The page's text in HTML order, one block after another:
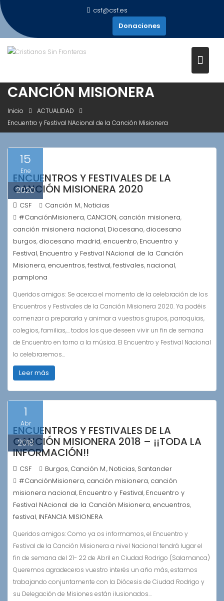
Saltar
al
contenido
csf@csf.es
Donaciones
FESTIVAL NACIONAL DE LA
CANCIÓN MISIONERA
Inicio
ACTUALIDAD
Encuentro y Festival NAcional de la Canción Misionera
15
Ene
2020
ENCUENTROS Y FESTIVALES DE LA
CANCIÓN MISIONERA 2020
CSF Canción M., Noticias
#CanciónMisionera, CANCION, canción misionera,
canción misionera nacional, Diocesano, diocesano
burgos, diocesano madrid, encuentro, Encuentro y
Festival, Encuentro y Festival NAcional de la Canción
Misionera, encuentros,festival,festivales, nacional,
pamplona
Queridos amigos: Se acerca el momento de la celebración de los
Encuentros y Festivales de la Canción Misionera 2020. Ya podéis
comenzar a prepararla y animar a vuestros grupos, parroquias,
colegios, familias,… todos los que deseen vivir un fin de semana
de Encuentro en torno a la música. El Encuentro y Festival Nacional
lo celebraremos…
Leer más
1
Abr
2018
ENCUENTROS Y FESTIVALES DE LA
CANCIÓN MISIONERA 2018 – ¡¡TODA LA
INFORMACIÓN!!
CSF Burgos, Canción M., Noticias, Santander
#CanciónMisionera, canción misionera, canción
misionera nacional, Encuentro y Festival, Encuentro y
Festival NAcional de la Canción Misionera, encuentros,
festival, INFANCIA MISIONERA
Queridos amigos: Como ya os informamos, el Encuentro y
Festival de la Canción Misionera a nivel Nacional tendrá lugar el
fin de semana del 21- 22 de Abril en Ciudad Rodrigo (Salamanca)
Queremos agradeceros vuestro interés un año más, estamos
trabajando conjuntamente con la Diócesis de Ciudad Rodrigo y
su Delegación de Misiones están ilusionados…